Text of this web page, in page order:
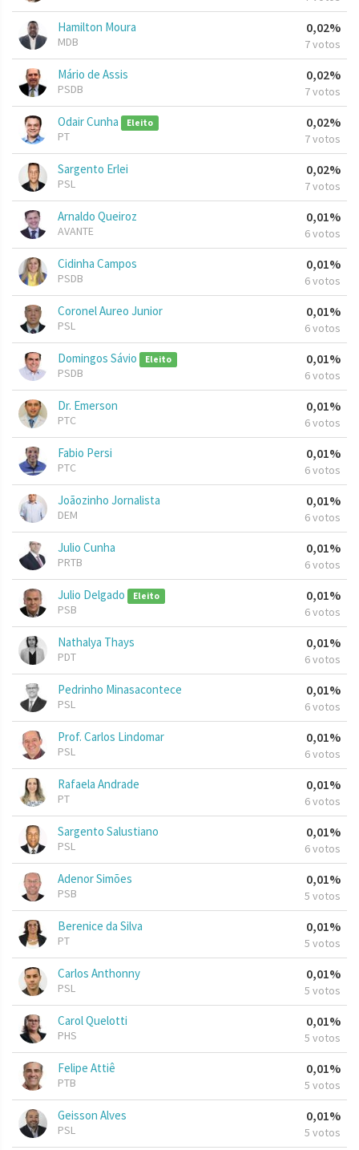
Hamilton Moura
MDB
0,02%
7 votos
Mário de Assis
PSDB
0,02%
7 votos
Odair Cunha Eleito
PT
0,02%
7 votos
Sargento Erlei
PSL
0,02%
7 votos
Arnaldo Queiroz
AVANTE
0,01%
6 votos
Cidinha Campos
PSDB
0,01%
6 votos
Coronel Aureo Junior
PSL
0,01%
6 votos
Domingos Sávio Eleito
PSDB
0,01%
6 votos
Dr. Emerson
PTC
0,01%
6 votos
Fabio Persi
PTC
0,01%
6 votos
Joãozinho Jornalista
DEM
0,01%
6 votos
Julio Cunha
PRTB
0,01%
6 votos
Julio Delgado Eleito
PSB
0,01%
6 votos
Nathalya Thays
PDT
0,01%
6 votos
Pedrinho Minasacontece
PSL
0,01%
6 votos
Prof. Carlos Lindomar
PSL
0,01%
6 votos
Rafaela Andrade
PT
0,01%
6 votos
Sargento Salustiano
PSL
0,01%
6 votos
Adenor Simões
PSB
0,01%
5 votos
Berenice da Silva
PT
0,01%
5 votos
Carlos Anthonny
PSL
0,01%
5 votos
Carol Quelotti
PHS
0,01%
5 votos
Felipe Attiê
PTB
0,01%
5 votos
Geisson Alves
PSL
0,01%
5 votos